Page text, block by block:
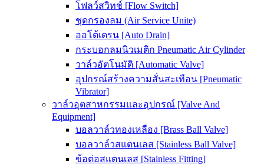
โฟลว์สวิทช์ [Flow Switch]
ชุดกรองลม (Air Service Unite)
ออโต้เดรน [Auto Drain]
กระบอกลมนิวเมติก Pneumatic Air Cylinder
วาล์วอัตโนมัติ [Automatic Valve]
อุปกรณ์สร้างความสั่นสะเทือน [Pneumatic
Vibrator]
วาล์วอุตสาหกรรมและอุปกรณ์ [Valve And
Equipment]
บอลวาล์วทองเหลือง [Brass Ball Valve]
บอลวาล์วสแตนเลส [Stainless Ball Valve]
ข้อต่อสแตนเลส [Stainless Fitting]